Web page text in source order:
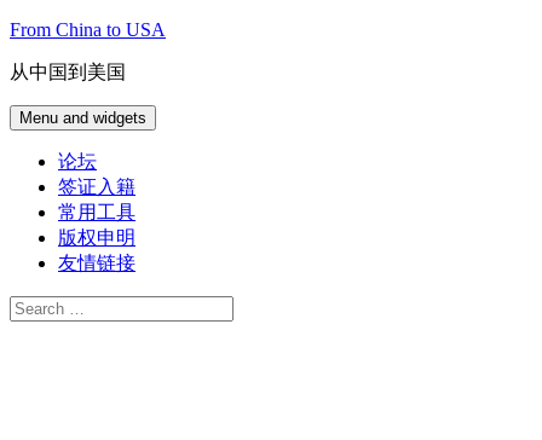
Skip
content
From China to USA
从中国到美国
Menu and widgets
论坛
签证入籍
常用工具
版权申明
友情链接
Search
for: